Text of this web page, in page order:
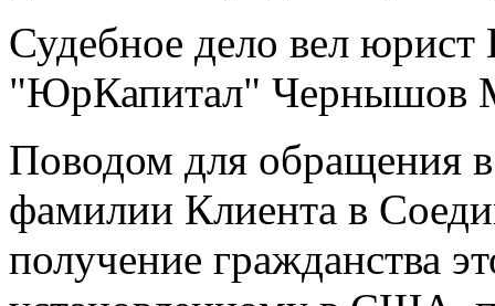
Судебное дело вел
"ЮрКапитал" Чернышов
Поводом для обращения
фамилии Клиента в
получение гражданства